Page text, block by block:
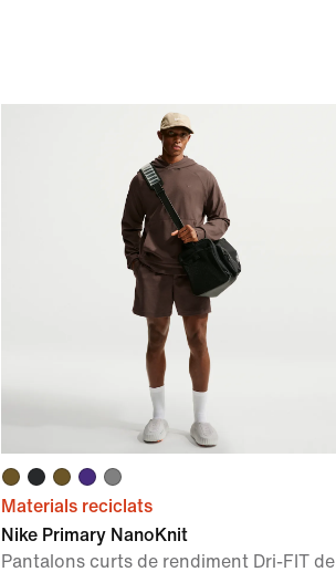
Materials reciclats
Nike Primary NanoKnit
Pantalons curts de rendiment Dri-FIT de